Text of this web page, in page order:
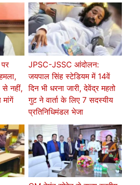
से नहीं,
JPSC-JSSC आंदोलन:
जयपाल सिंह स्टेडियम में 14वें
दिन भी धरना जारी, देवेंद्र महतो
गुट ने वार्ता के लिए 7 सदस्यीय
प्रतिनिधिमंडल भेजा